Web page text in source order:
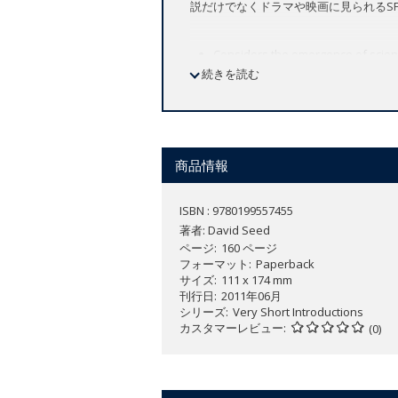
説だけでなくドラマや映画に見られる
Looks at the ways in which
Considers the wider social and
Explores science fiction as a
on an imagined alternative to the
It has also been argued that science
environment. ThisVery Short
moments, in order to demonstrate
David Seed looks not only at
続きを読む
商品情報
ISBN : 9780199557455
著者: David Seed
ページ 160 ページ
フォーマット
Paperback
サイズ 111 x 174 mm
刊行日 2011年06月
シリーズ Very Short Introductions
カスタマーレビュー
(0)